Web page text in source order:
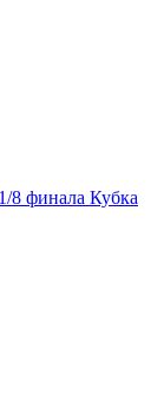
8 финала Кубка